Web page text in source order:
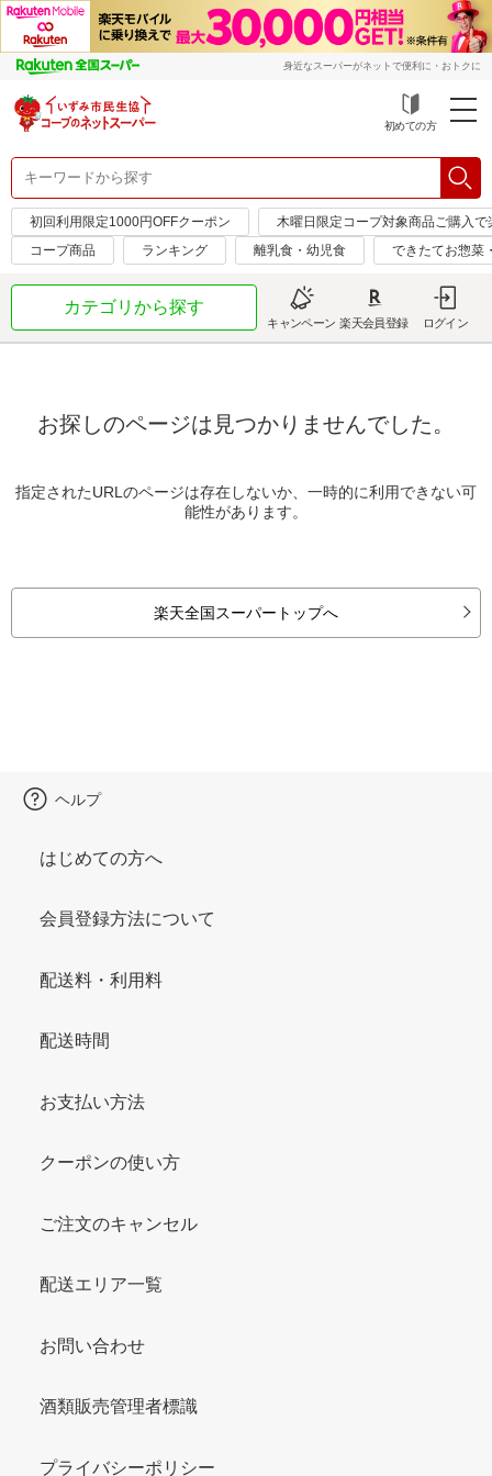
身近なスーパーがネットで便利に・おトクに
初めての方
初回利用限定1000円OFFクーポン
木曜日限定コープ対象商品ご購入
コープ商品
ランキング 離乳食・幼児食 できたてお惣菜
カテゴリから探す
キャンペーン 楽天会員登録 ログイン
お探しのページは見つかりませんでした。
指定されたURLのページは存在しないか、一時的に利用できない可
能性があります。
楽天全国スーパートップへ
ヘルプ
はじめての方へ
会員登録方法について
配送料・利用料
配送時間
お支払い方法
クーポンの使い方
ご注文のキャンセル
配送エリア一覧
お問い合わせ
酒類販売管理者標識
プライバシーポリシー